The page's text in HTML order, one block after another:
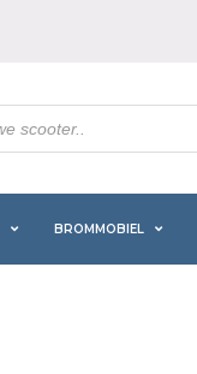
BROMMOBIEL